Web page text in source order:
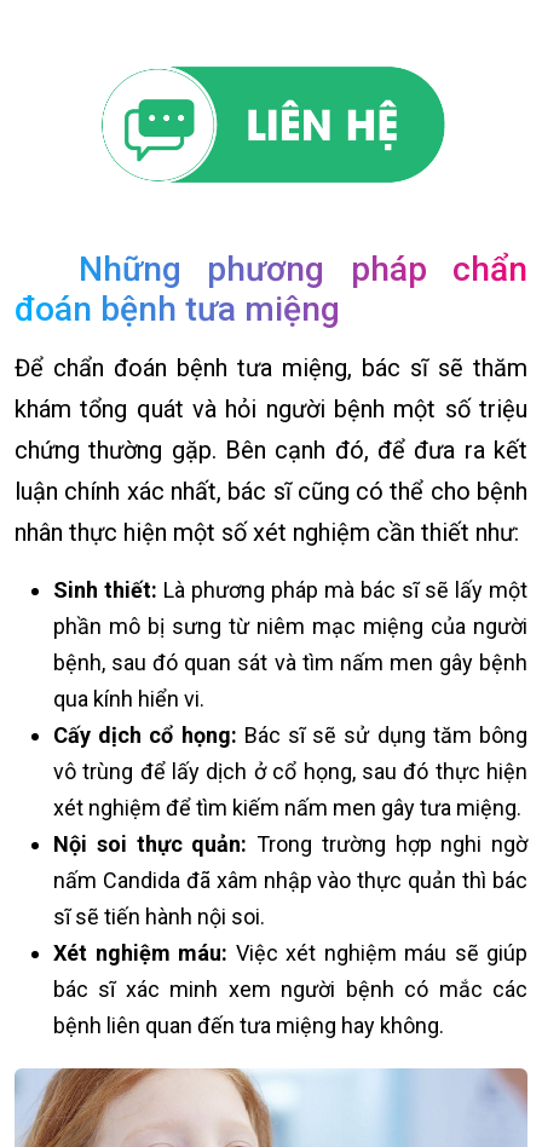
Những phương pháp chẩn
đoán bệnh tưa miệng
Để chẩn đoán bệnh tưa miệng, bác sĩ sẽ thăm
khám tổng quát và hỏi người bệnh một số triệu
chứng thường gặp. Bên cạnh đó, để đưa ra kết
luận chính xác nhất, bác sĩ cũng có thể cho bệnh
nhân thực hiện một số xét nghiệm cần thiết như:
Sinh thiết: Là phương pháp mà bác sĩ sẽ lấy một
phần mô bị sưng từ niêm mạc miệng của người
bệnh, sau đó quan sát và tìm nấm men gây bệnh
qua kính hiển vi.
Cấy dịch cổ họng: Bác sĩ sẽ sử dụng tăm bông
vô trùng để lấy dịch ở cổ họng, sau đó thực hiện
xét nghiệm để tìm kiếm nấm men gây tưa miệng.
Nội soi thực quản: Trong trường hợp nghi ngờ
nấm Candida đã xâm nhập vào thực quản thì bác
sĩ sẽ tiến hành nội soi.
Xét nghiệm máu: Việc xét nghiệm máu sẽ giúp
bác sĩ xác minh xem người bệnh có mắc các
bệnh liên quan đến tưa miệng hay không.